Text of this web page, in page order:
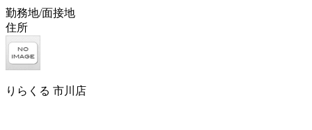
勤務地/面接地
住所
りらくる 市川店